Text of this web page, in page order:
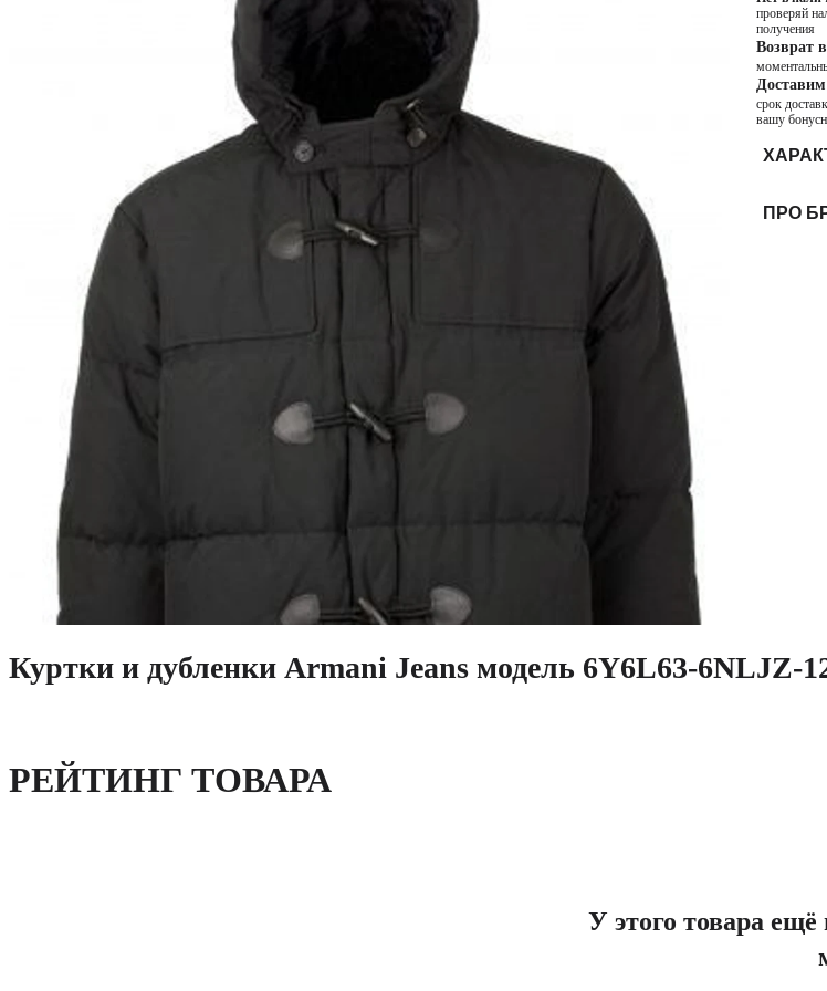
проверяй
получения
Возврат
Доставим
срок
вашу
ПРО
Куртки и дубленки Armani Jeans модель 6Y6L63-6NLJZ-
РЕЙТИНГ ТОВАРА
У этого товара